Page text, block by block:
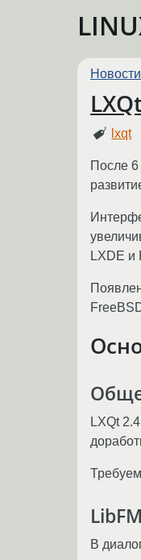
Новости
lxqt
После
LXDE и
LXQt
В